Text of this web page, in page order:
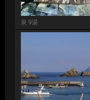
泉 9湯